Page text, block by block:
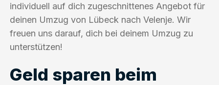
individuell auf dich zugeschnittenes Angebot für
deinen Umzug von Lübeck nach Velenje. Wir
freuen uns darauf, dich bei deinem Umzug zu
unterstützen!
Geld sparen beim